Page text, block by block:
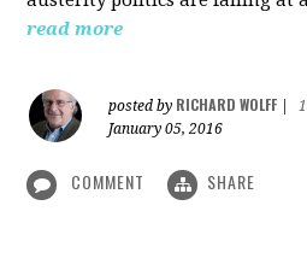
read more
posted by RICHARD WOLFF
January 05, 2016
COMMENT SHARE